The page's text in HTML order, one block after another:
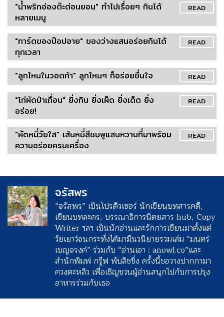
READ
"น้ำพริกอ่องต๊ะต่อนยอน" ทำไปเรื่อยๆ กินได้
หลายเมนู
READ
"ทาร์ตของป๊อปอาย" ของว่างแสนอร่อยกินได้
ทุกเวลา
READ
"ลูกไหนในวอดก้า" ลูกไหนๆ ก็อร่อยชื่นใจ
READ
"ไก่ผัดป่าเถื่อน" ยิ่งกิน ยิ่งเผ็ด ยิ่งเด็ด ยิ่ง
อร่อย!
READ
"ผัดหมี่วัยใส" เส้นหมี่สีชมพูแสนหวานที่มาพร้อม
ความอร่อยครบเครื่อง
จรัสพร
“จรัสพร” เป็นโปรดิวเซอร์ นักเขียนบทสารคดี,
เขียนบทละคร, บรรณาธิการนิตยสาร hub, Copy
Writer ฯลฯ เป็นนักอ่านและรักการเขียนมาตั้งแต่
วัยเยาว์จนกระทั่งได้มามีนวนิยายรวมเล่ม “มนตร์
เบญจรงค์” ร่วมกับ “อ่านเอา : anowl.co”และ
สำนักพิมพ์ กรู๊ฟ พับลิชชิ่ง ครั้งนี้ขอวางปากกามา
ควงตะหลิว เพื่อเชิญชวนผู้อ่านสนุกไปกับการปรุง
อาหารร่วมกับเธอ